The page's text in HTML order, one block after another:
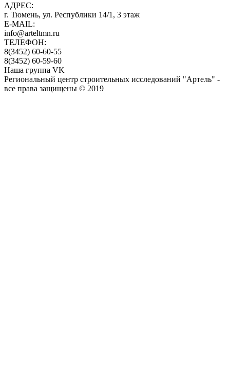
АДРЕС:
г. Тюмень, ул. Республики 14/1, 3 этаж
E-MAIL:
info@arteltmn.ru
ТЕЛЕФОН:
8(3452) 60-60-55
8(3452) 60-59-60
Наша группа VK
Региональный центр строительных исследований "Артель" -
все права защищены © 2019